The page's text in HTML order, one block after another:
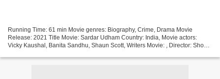
Running Time: 61 min Movie genres: Biography, Crime, Drama Movie
Release: 2021 Title Movie: Sardar Udham Country: India, Movie actors:
Vicky Kaushal, Banita Sandhu, Shaun Scott, Writers Movie: , Director: Shoojit